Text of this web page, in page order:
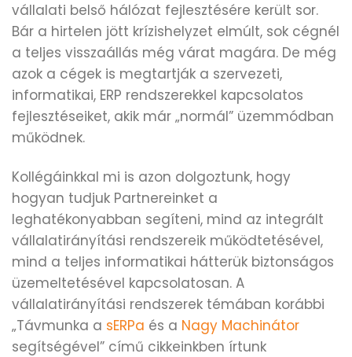
vállalati belső hálózat fejlesztésére került sor.
Bár a hirtelen jött krízishelyzet elmúlt, sok cégnél
a teljes visszaállás még várat magára. De még
azok a cégek is megtartják a szervezeti,
informatikai, ERP rendszerekkel kapcsolatos
fejlesztéseiket, akik már „normál” üzemmódban
működnek.
Kollégáinkkal mi is azon dolgoztunk, hogy
hogyan tudjuk Partnereinket a
leghatékonyabban segíteni, mind az integrált
vállalatirányítási rendszereik működtetésével,
mind a teljes informatikai hátterük biztonságos
üzemeltetésével kapcsolatosan. A
vállalatirányítási rendszerek témában korábbi
„Távmunka a sERPa és a Nagy Machinátor
segítségével” című cikkeinkben írtunk